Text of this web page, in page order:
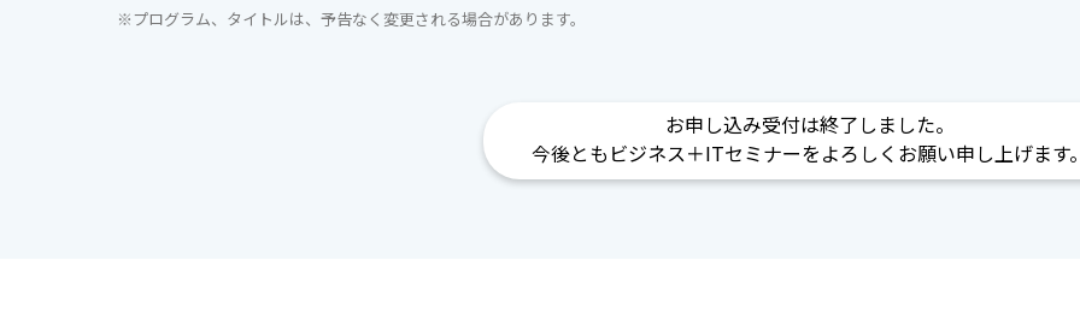
※プログラム、タイトルは、予告なく変更される場合があります。
お申し込み受付は終了しました。
今後ともビジネス＋ITセミナーをよろしくお願い申し上げます